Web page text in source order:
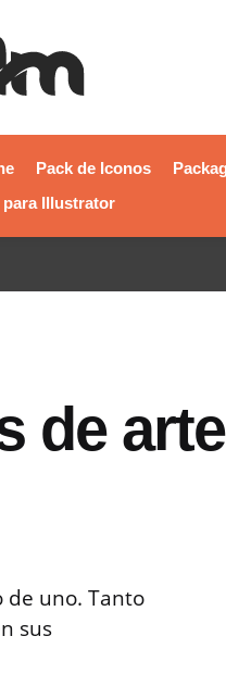
Pack de Iconos
para Illustrator
de
de uno. Tanto
sus